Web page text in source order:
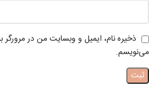
ذخیره نام، ایمیل و وبسایت من در مرورگر
می‌نویسم.